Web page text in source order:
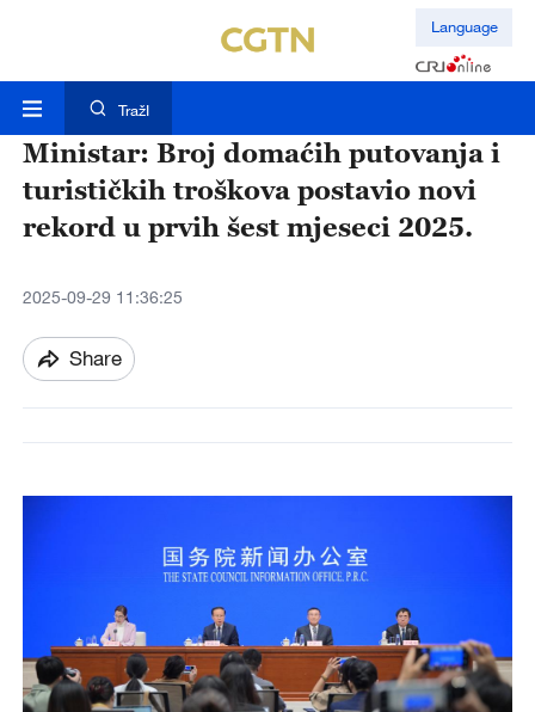
Language
TražI
Ministar: Broj domaćih putovanja i
turističkih troškova postavio novi
rekord u prvih šest mjeseci 2025.
2025-09-29 11:36:25
Share